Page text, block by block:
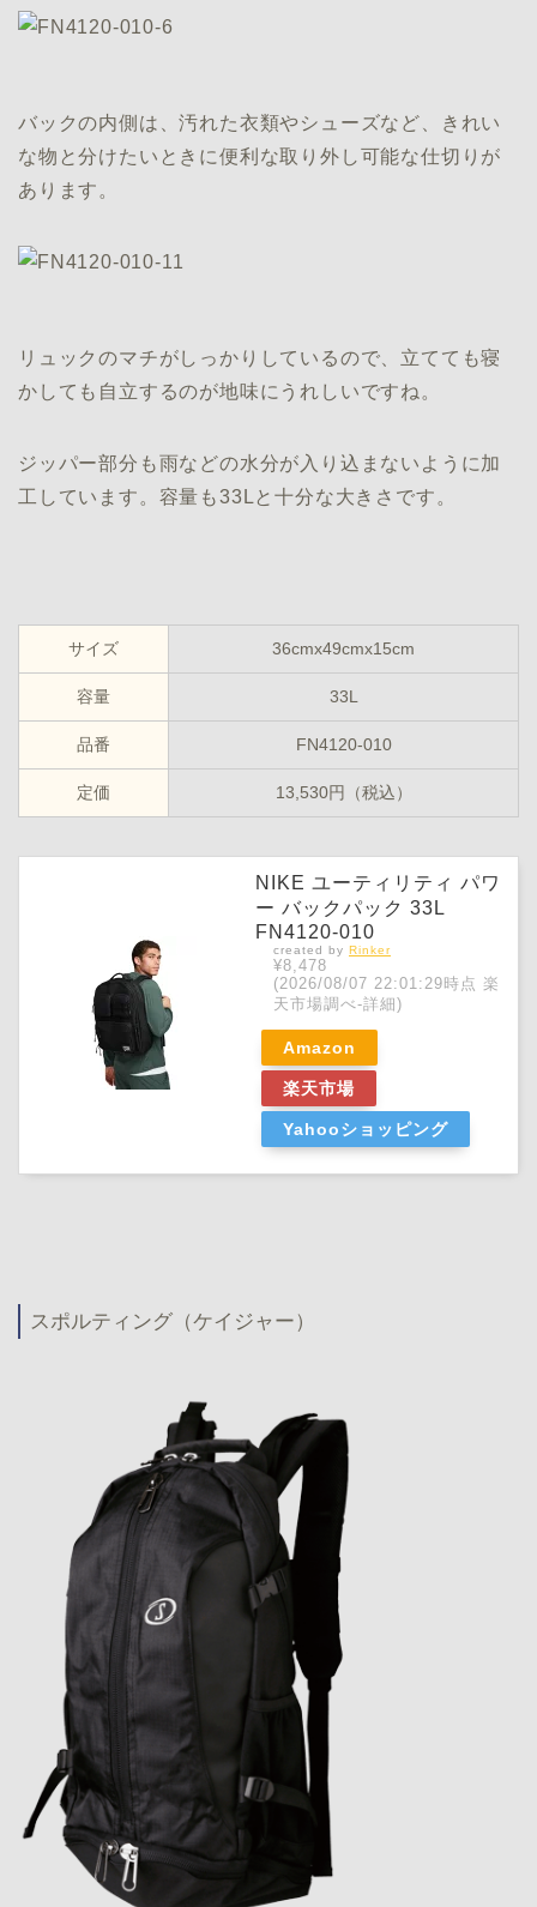
バックの内側は、汚れた衣類やシューズなど、きれい
な物と分けたいときに便利な取り外し可能な仕切りが
あります。
リュックのマチがしっかりしているので、立てても寝
かしても自立するのが地味にうれしいですね。
ジッパー部分も雨などの水分が入り込まないように加
工しています。容量も33Lと十分な大きさです。
サイズ 36cmx49cmx15cm
容量 33L
品番 FN4120-010
定価 13,530円（税込）
NIKE ユーティリティ パワ
ー バックパック 33L
FN4120-010
created by Rinker
¥8,478
(2026/08/07 22:01:29時点 楽
天市場調べ-詳細)
Amazon
楽天市場
Yahooショッピング
スポルティング（ケイジャー）